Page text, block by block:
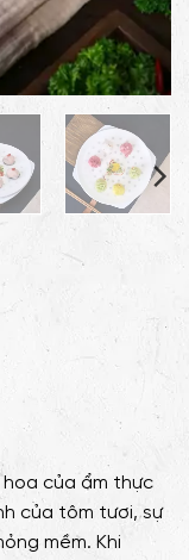
hoa của ẩm thực
của tôm tươi, sự
mềm. Khi